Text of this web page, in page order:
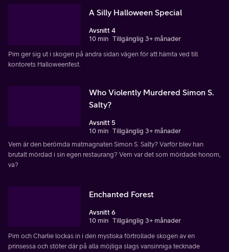
A Silly Halloween Special
Avsnitt 4
10 min Tillgänglig 3+ månader
Pim ger sig ut i skogen på andra sidan vägen för att hämta ved till
kontorets Halloweenfest.
Who Violently Murdered Simon S.
Salty?
Avsnitt 5
10 min Tillgänglig 3+ månader
Vem är den berömda matmagnaten Simon S. Salty? Varför blev han
brutalt mördad i sin egen restaurang? Vem var det som mördade honom,
va?
Enchanted Forest
Avsnitt 6
10 min Tillgänglig 3+ månader
Pim och Charlie lockas in i den mystiska förtrollade skogen av en
prinsessa och stöter där på alla möjliga slags vansinniga tecknade